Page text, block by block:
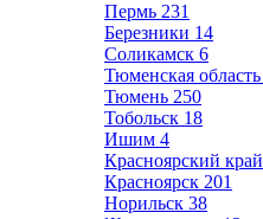
Пермь 231
Березники 14
Соликамск 6
Тюменская область
Тюмень 250
Тобольск 18
Ишим 4
Красноярский край
Красноярск 201
Норильск 38